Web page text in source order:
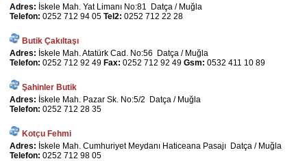
Adres: İskele Mah. Yat Limanı No:81 Datça / Muğla
Telefon: 0252 712 94 05 Tel2: 0252 712 22 28
Butik Çakıltaşı
Adres: İskele Mah. Atatürk Cad. No:56 Datça / Muğla
Telefon: 0252 712 92 49 Fax: 0252 712 92 49 Gsm: 0532 411 10 89
Şahinler Butik
Adres: İskele Mah. Pazar Sk. No:5/2 Datça / Muğla
Telefon: 0252 712 28 35
Kotçu Fehmi
Adres: İskele Mah. Cumhuriyet Meydanı Haticeana Pasajı Datça / Muğla
Telefon: 0252 712 98 05